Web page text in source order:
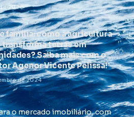
2026
família: como a agricultura
terras em
Saiba mais com o
Agenor Vicente Pelissa!
de 2024
o mercado imobiliário, com